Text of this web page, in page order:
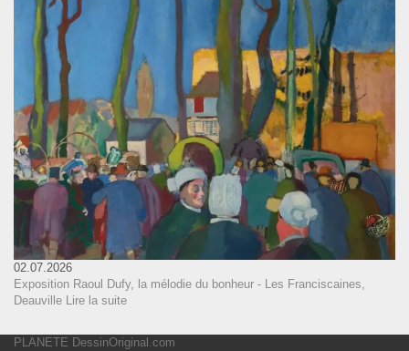
02.07.2026
Exposition Raoul Dufy, la mélodie du bonheur - Les Franciscaines,
Deauville Lire la suite
PLANETE DessinOriginal.com